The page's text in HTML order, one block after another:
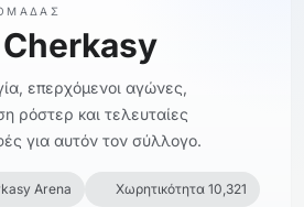
επερχόμενοι αγώνες,
ρόστερ και τελευταίες
για αυτόν τον σύλλογο.
Arena
Χωρητικότητα 10,321